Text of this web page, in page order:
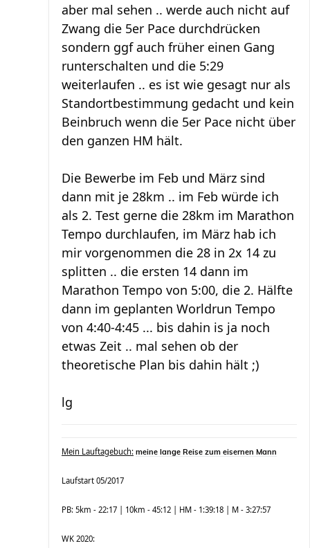
aber mal sehen .. werde auch nicht auf
Zwang die 5er Pace durchdrücken
sondern ggf auch früher einen Gang
runterschalten und die 5:29
weiterlaufen .. es ist wie gesagt nur als
Standortbestimmung gedacht und kein
Beinbruch wenn die 5er Pace nicht über
den ganzen HM hält.
Die Bewerbe im Feb und März sind
dann mit je 28km .. im Feb würde ich
als 2. Test gerne die 28km im Marathon
Tempo durchlaufen, im März hab ich
mir vorgenommen die 28 in 2x 14 zu
splitten .. die ersten 14 dann im
Marathon Tempo von 5:00, die 2. Hälfte
dann im geplanten Worldrun Tempo
von 4:40-4:45 ... bis dahin is ja noch
etwas Zeit .. mal sehen ob der
theoretische Plan bis dahin hält ;)
lg
Mein Lauftagebuch: meine lange Reise zum eisernen Mann
Laufstart 05/2017
PB: 5km - 22:17 | 10km - 45:12 | HM - 1:39:18 | M - 3:27:57
WK 2020: